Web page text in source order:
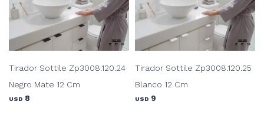
Tirador Sottile Zp3008.120.24
Negro Mate 12 Cm
USD 8
Tirador Sottile Zp3008.120.25
Blanco 12 Cm
USD 9